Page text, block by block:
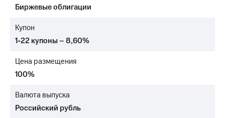
Достижения
Интервью
отчетность
Контакты
Биржевые облигации
Купон
1-22 купоны – 8,60%
Цена размещения
100%
Валюта выпуска
Российский рубль